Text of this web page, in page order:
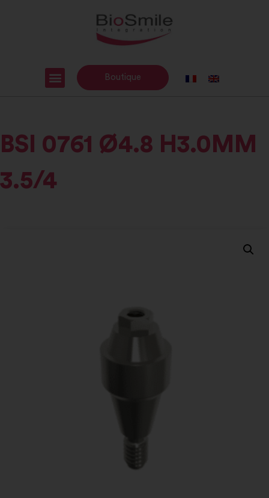
Boutique
BSI 0761 Ø4.8 H3.0MM
3.5/4